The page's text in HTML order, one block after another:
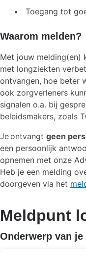
Toegang tot
Waarom melden?
Met jouw melding(en)
met longziekten
ontvangen, hoe beter
ook zorgverleners
signalen o.a. bij
beleidsmakers, zoals
Je ontvangt geen
een persoonlijk
opnemen met onze
Heb je een melding
doorgeven via het
Meldpunt
Onderwerp van